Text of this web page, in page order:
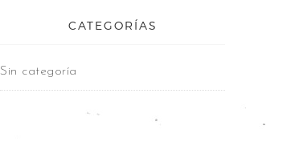
CATEGORÍAS
Sin categoría